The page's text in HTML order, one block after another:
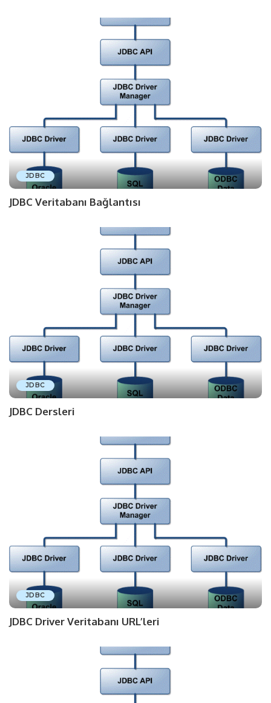
JDBC
JDBC Veritabanı Bağlantısı
JDBC
JDBC Dersleri
JDBC
JDBC Driver Veritabanı URL’leri